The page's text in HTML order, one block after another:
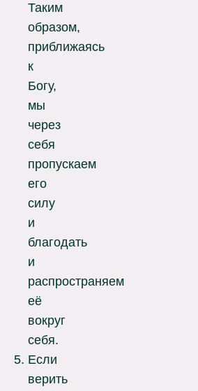
Таким
образом,
приближаясь
к
Богу,
мы
через
себя
пропускаем
его
силу
и
благодать
и
распространяем
её
вокруг
себя.
Если
верить